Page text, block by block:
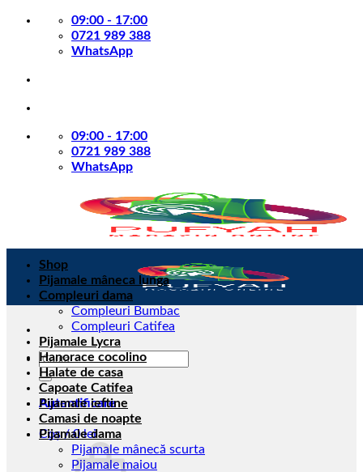
Skip
09:00 - 17:00
0721 989 388
WhatsApp
09:00 - 17:00
0721 989 388
WhatsApp
Caută
după:
Autentificare
Coș /0lei
Shop
Pijamale mâneca lunga
Compleuri dama
Compleuri Bumbac
Compleuri Catifea
Pijamale Lycra
Hanorace cocolino
Halate de casa
Capoate Catifea
Pijamale ieftine
Camasi de noapte
Pijamale dama
Pijamale mânecă scurta
Pijamale maiou